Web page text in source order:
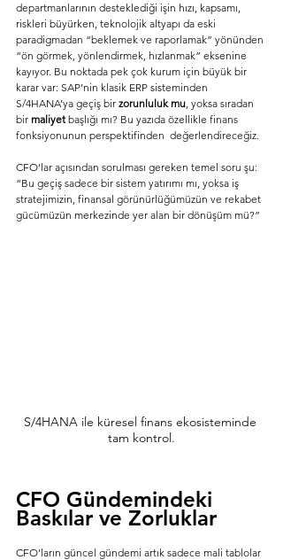
departmanlarının desteklediği işin hızı, kapsamı,
riskleri büyürken, teknolojik altyapı da eski
paradigmadan “beklemek ve raporlamak” yönünden
“ön görmek, yönlendirmek, hızlanmak” eksenine
kayıyor. Bu noktada pek çok kurum için büyük bir
karar var: SAP’nin klasik ERP sisteminden
S/4HANA’ya geçiş bir zorunluluk mu, yoksa sıradan
bir maliyet başlığı mı? Bu yazıda özellikle finans
fonksiyonunun perspektifinden  değerlendireceğiz.
CFO’lar açısından sorulması gereken temel soru şu:
“Bu geçiş sadece bir sistem yatırımı mı, yoksa iş
stratejimizin, finansal görünürlüğümüzün ve rekabet
gücümüzün merkezinde yer alan bir dönüşüm mü?”
S/4HANA ile küresel finans ekosisteminde
tam kontrol.
CFO Gündemindeki
Baskılar ve Zorluklar
CFO’ların güncel gündemi artık sadece mali tablolar